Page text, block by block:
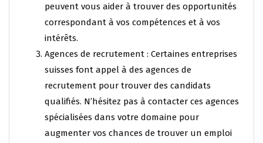
peuvent vous aider à trouver des opportunités
correspondant à vos compétences et à vos
intérêts.
Agences de recrutement : Certaines entreprises
suisses font appel à des agences de
recrutement pour trouver des candidats
qualifiés. N’hésitez pas à contacter ces agences
spécialisées dans votre domaine pour
augmenter vos chances de trouver un emploi